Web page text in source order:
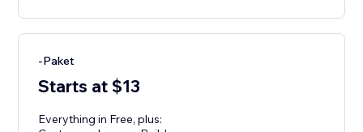
-Paket
Starts at $13
Everything in Free, plus: